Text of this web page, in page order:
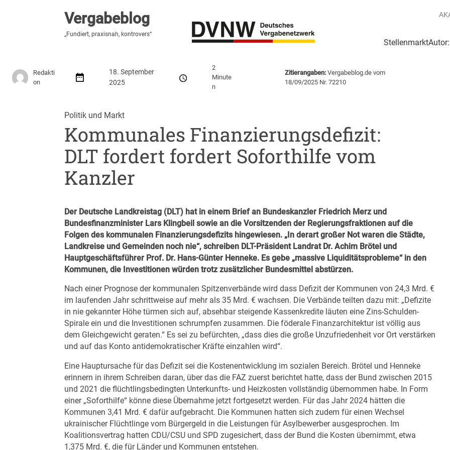
Vergabeblog
„Fundiert, praxisnah, kontrovers“
Stellenmarkt
Vergabeblog
„Hier lesen Sie es zuerst“
Redakti
on
18. September
2025
2
Minute
n
Zitierangaben: Vergabeblog.de vom
18/09/2025 Nr. 72210
Politik und Markt
Kommunales Finanzierungsdefizit:
DLT fordert fordert Soforthilfe vom
Kanzler
Der Deutsche Landkreistag (DLT) hat in einem Brief an Bundeskanzler Friedrich Merz und
Bundesfinanzminister Lars Klingbeil sowie an die Vorsitzenden der Regierungsfraktionen auf die
Folgen des kommunalen Finanzierungsdefizits hingewiesen. „In derart großer Not waren die Städte,
Landkreise und Gemeinden noch nie“, schreiben DLT-Präsident Landrat Dr. Achim Brötel und
Hauptgeschäftsführer Prof. Dr. Hans-Günter Henneke. Es gebe „massive Liquiditätsprobleme“ in den
Kommunen, die Investitionen würden trotz zusätzlicher Bundesmittel abstürzen.
Nach einer Prognose der kommunalen Spitzenverbände wird dass Defizit der Kommunen von 24,3 Mrd. €
im laufenden Jahr schrittweise auf mehr als 35 Mrd. € wachsen. Die Verbände teilten dazu mit: „Defizite
in nie gekannter Höhe türmen sich auf, absehbar steigende Kassenkredite läuten eine Zins-Schulden-
Spirale ein und die Investitionen schrumpfen zusammen. Die föderale Finanzarchitektur ist völlig aus
dem Gleichgewicht geraten.“ Es sei zu befürchten, „dass dies die große Unzufriedenheit vor Ort verstärken
und auf das Konto antidemokratischer Kräfte einzahlen wird“.
Eine Hauptursache für das Defizit sei die Kostenentwicklung im sozialen Bereich. Brötel und Henneke
erinnern in ihrem Schreiben daran, über das die FAZ zuerst berichtet hatte, dass der Bund zwischen 2015
und 2021 die flüchtlingsbedingten Unterkunfts- und Heizkosten vollständig übernommen habe. In Form
einer „Soforthilfe“ könne diese Übernahme jetzt fortgesetzt werden. Für das Jahr 2024 hätten die
Kommunen 3,41 Mrd. € dafür aufgebracht. Die Kommunen hatten sich zudem für einen Wechsel
ukrainischer Flüchtlinge vom Bürgergeld in die Leistungen für Asylbewerber ausgesprochen. Im
Koalitionsvertrag hatten CDU/CSU und SPD zugesichert, dass der Bund die Kosten übernimmt, etwa
1,375 Mrd. €, die für Länder und Kommunen entstehen.